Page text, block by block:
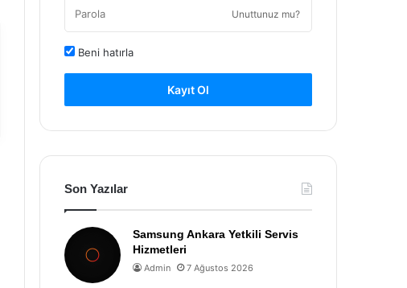
Unuttunuz mu?
Beni hatırla
Kayıt Ol
Son Yazılar
Samsung Ankara Yetkili Servis
Hizmetleri
Admin 7 Ağustos 2026